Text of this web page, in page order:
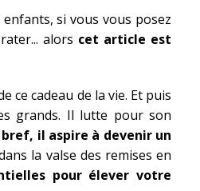
si vous vous posez
alors cet article est
ce cadeau de la vie. Et puis
grands. Il lutte pour son
bref, il aspire à devenir un
la valse des remises en
pour élever votre